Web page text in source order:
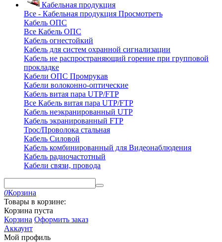
Кабельная продукция
Все - Кабельная продукция Просмотреть
Кабель ОПС
Все Кабель ОПС
Кабель огнестойкий
Кабель для систем охранной сигнализации
Кабель не распространяющий горение при групповой
прокладке
Кабели ОПС Промрукав
Кабели волоконно-оптические
Кабель витая пара UTP/FTP
Все Кабель витая пара UTP/FTP
Кабель неэкранированный UTP
Кабель экранированный FTP
Трос/Проволока стальная
Кабель Силовой
Кабель комбинированный для Видеонаблюдения
Кабель радиочастотный
Кабели связи, провода
0Корзина
Товары в корзине:
Корзина пуста
Корзина Оформить заказ
Аккаунт
Мой профиль